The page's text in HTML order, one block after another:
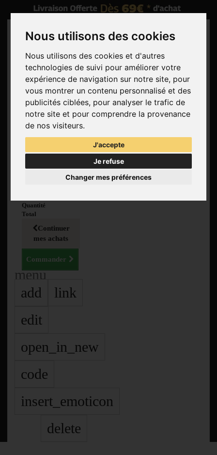
Nous utilisons des cookies
Nous utilisons des cookies et d'autres
technologies de suivi pour améliorer votre
expérience de navigation sur notre site, pour
vous montrer un contenu personnalisé et des
publicités ciblées, pour analyser le trafic de
notre site et pour comprendre la provenance
de nos visiteurs.
J'accepte
Je refuse
Changer mes préférences
Rechercher
Panier(vide)
Aucun produit
Livraison gratuite !
Livraison
Quantité
Total
Continuer
mes achats
Commander
menu
add
link
edit
open_in_new
code
insert_emoticon
delete